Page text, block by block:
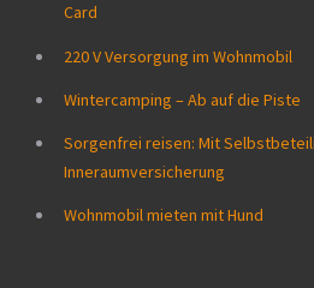
Card
220 V Versorgung im Wohnmobil
Wintercamping – Ab auf die Piste
Sorgenfrei reisen: Mit
Inneraumversicherung
Wohnmobil mieten mit Hund